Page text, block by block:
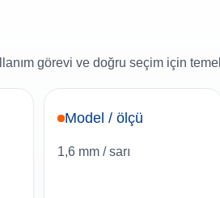
görevi ve doğru seçim için
Model / ölçü
1,6 mm / sarı